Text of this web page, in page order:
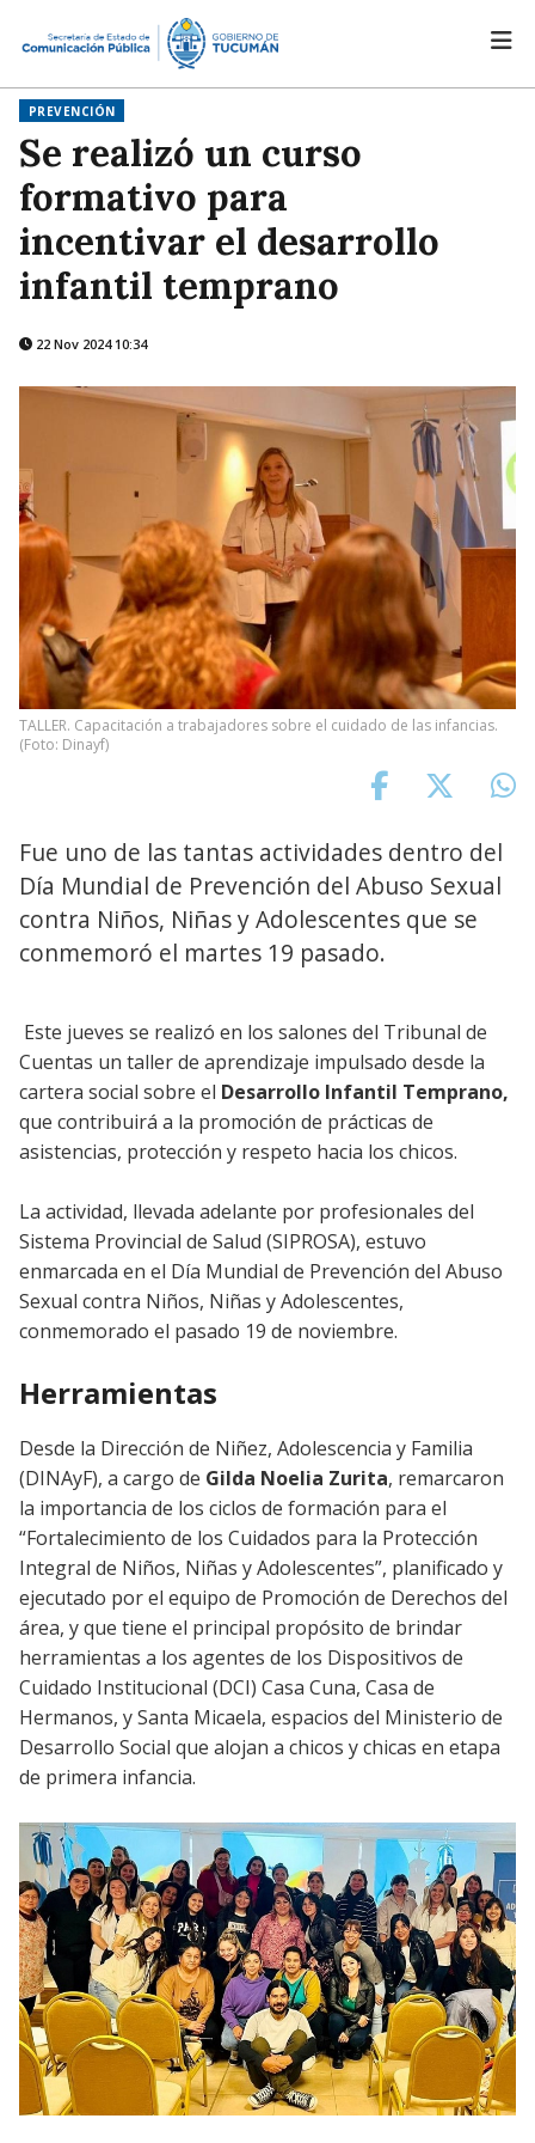
PREVENCIÓN
Se realizó un curso
formativo para
incentivar el desarrollo
infantil temprano
22 Nov 2024 10:34
TALLER. Capacitación a trabajadores sobre el cuidado de las infancias.
(Foto: Dinayf)
Fue uno de las tantas actividades dentro del
Día Mundial de Prevención del Abuso Sexual
contra Niños, Niñas y Adolescentes que se
conmemoró el martes 19 pasado.
Este jueves se realizó en los salones del Tribunal de
Cuentas un taller de aprendizaje impulsado desde la
cartera social sobre el Desarrollo Infantil Temprano,
que contribuirá a la promoción de prácticas de
asistencias, protección y respeto hacia los chicos.
La actividad, llevada adelante por profesionales del
Sistema Provincial de Salud (SIPROSA), estuvo
enmarcada en el Día Mundial de Prevención del Abuso
Sexual contra Niños, Niñas y Adolescentes,
conmemorado el pasado 19 de noviembre.
Herramientas
Desde la Dirección de Niñez, Adolescencia y Familia
(DINAyF), a cargo de Gilda Noelia Zurita, remarcaron
la importancia de los ciclos de formación para el
“Fortalecimiento de los Cuidados para la Protección
Integral de Niños, Niñas y Adolescentes”, planificado y
ejecutado por el equipo de Promoción de Derechos del
área, y que tiene el principal propósito de brindar
herramientas a los agentes de los Dispositivos de
Cuidado Institucional (DCI) Casa Cuna, Casa de
Hermanos, y Santa Micaela, espacios del Ministerio de
Desarrollo Social que alojan a chicos y chicas en etapa
de primera infancia.